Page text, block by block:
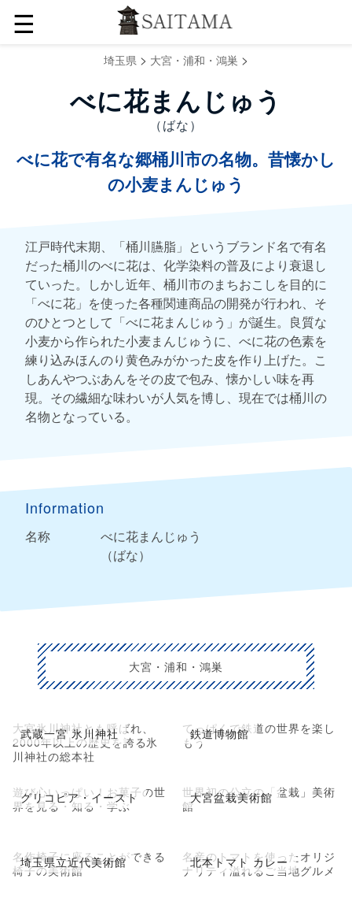
☰
埼玉県 > 大宮・浦和・鴻巣 >
べに花まんじゅう
（ばな）
べに花で有名な郷桶川市の名物。昔懐かし
の小麦まんじゅう
江戸時代末期、「桶川臙脂」というブランド名で有名
だった桶川のべに花は、化学染料の普及により衰退し
ていった。しかし近年、桶川市のまちおこしを目的に
「べに花」を使った各種関連商品の開発が行われ、そ
のひとつとして「べに花まんじゅう」が誕生。良質な
小麦から作られた小麦まんじゅうに、べに花の色素を
練り込みほんのり黄色みがかった皮を作り上げた。こ
しあんやつぶあんをその皮で包み、懐かしい味を再
現。その繊細な味わいが人気を博し、現在では桶川の
名物となっている。
Information
名称
べに花まんじゅう
（ばな）
大宮・浦和・鴻巣
武蔵一宮 氷川神社
大宮氷川神社とも呼ばれ、
2000年以上の歴史を誇る氷
川神社の総本社
鉄道博物館
てっぱくで鉄道の世界を楽し
もう
グリコピア・イースト
遊び心いっぱい！お菓子の世
界を見る・知る・学ぶ
大宮盆栽美術館
世界初の公立の「盆栽」美術
館
埼玉県立近代美術館
名作椅子に座ることができる
椅子の美術館
北本トマト カレー
名産のトマトを使ったオリジ
ナリティ溢れるご当地グルメ